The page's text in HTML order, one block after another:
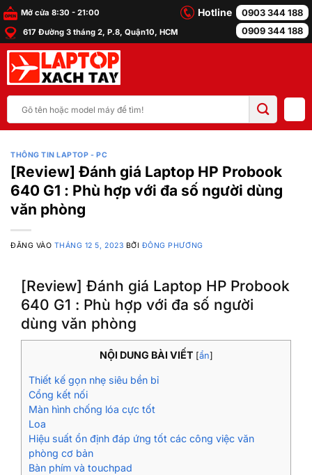
Bỏ
qua
nội
dung
Mở cửa 8:30 - 21:00
617 Đường 3 tháng 2, P.8, Quận10, HCM
Hotline
0903 344 188
0909 344 188
kiếm:
THÔNG TIN LAPTOP - PC
[Review] Đánh giá Laptop HP Probook
640 G1 : Phù hợp với đa số người dùng
văn phòng
ĐĂNG VÀO THÁNG 12 5, 2023 BỞI ĐÔNG PHƯƠNG
[Review] Đánh giá Laptop HP Probook
640 G1 : Phù hợp với đa số người
dùng văn phòng
NỘI DUNG BÀI VIẾT [ẩn]
Thiết kế gọn nhẹ siêu bền bỉ
Cổng kết nối
Màn hình chống lóa cực tốt
Loa
Hiệu suất ổn định đáp ứng tốt các công việc văn
phòng cơ bản
Bàn phím và touchpad